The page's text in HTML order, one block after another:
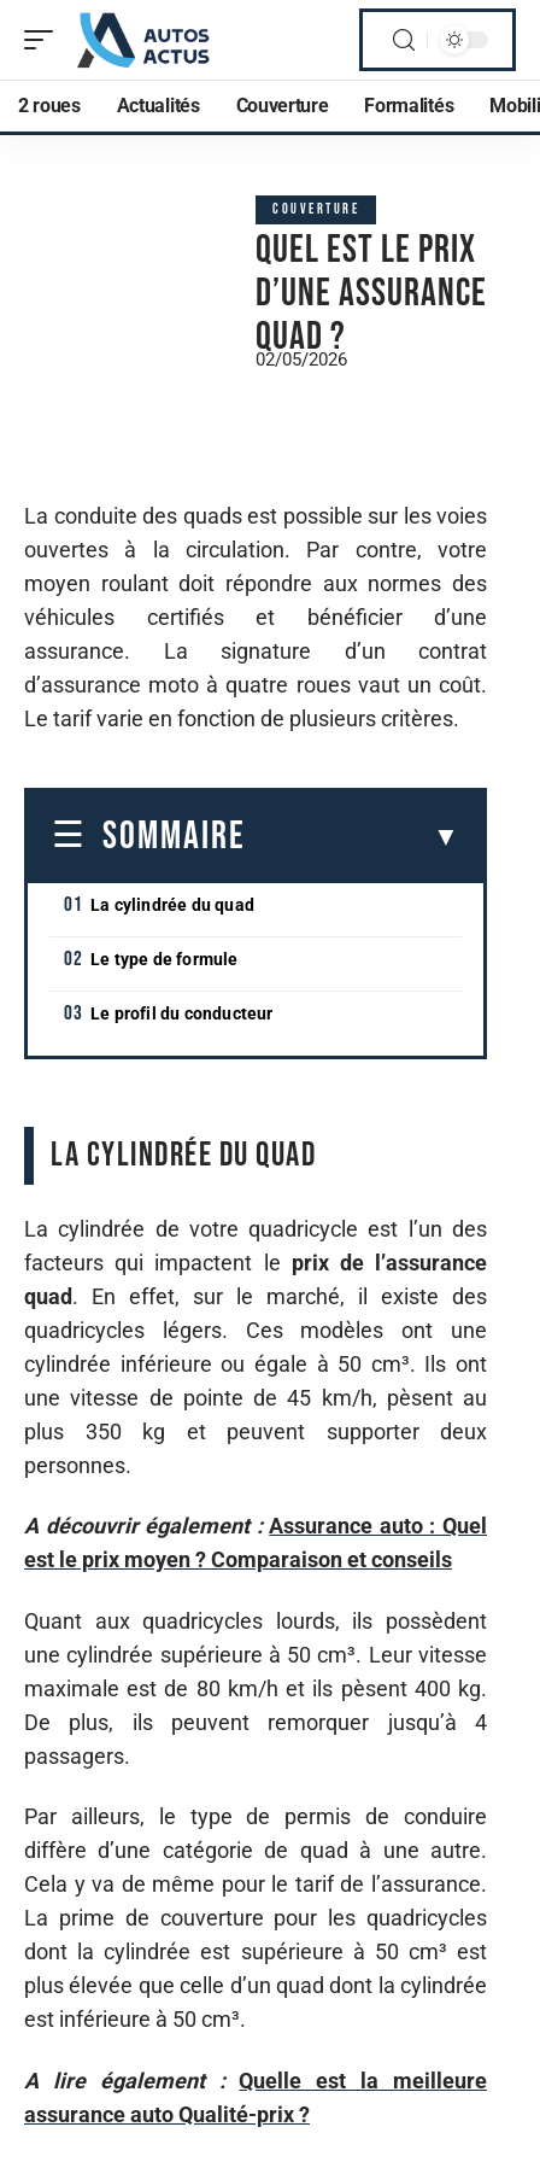
2 roues Actualités Couverture Formalités
COUVERTURE
Quel est le prix
d’une assurance
quad ?
02/05/2026
La conduite des quads est possible sur les voies
ouvertes à la circulation. Par contre, votre
moyen roulant doit répondre aux normes des
véhicules certifiés et bénéficier d’une
assurance. La signature d’un contrat
d’assurance moto à quatre roues vaut un coût.
Le tarif varie en fonction de plusieurs critères.
SOMMAIRE
La cylindrée du quad
Le type de formule
Le profil du conducteur
La cylindrée du quad
La cylindrée de votre quadricycle est l’un des
facteurs qui impactent le prix de l’assurance
quad. En effet, sur le marché, il existe des
quadricycles légers. Ces modèles ont une
cylindrée inférieure ou égale à 50 cm³. Ils ont
une vitesse de pointe de 45 km/h, pèsent au
plus 350 kg et peuvent supporter deux
personnes.
A découvrir également : Assurance auto : Quel
est le prix moyen ? Comparaison et conseils
Quant aux quadricycles lourds, ils possèdent
une cylindrée supérieure à 50 cm³. Leur vitesse
maximale est de 80 km/h et ils pèsent 400 kg.
De plus, ils peuvent remorquer jusqu’à 4
passagers.
Par ailleurs, le type de permis de conduire
diffère d’une catégorie de quad à une autre.
Cela y va de même pour le tarif de l’assurance.
La prime de couverture pour les quadricycles
dont la cylindrée est supérieure à 50 cm³ est
plus élevée que celle d’un quad dont la cylindrée
est inférieure à 50 cm³.
A lire également : Quelle est la meilleure
assurance auto Qualité-prix ?